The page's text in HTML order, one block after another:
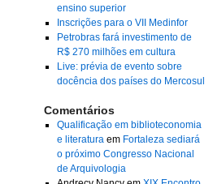
ensino superior
Inscrições para o VII Medinfor
Petrobras fará investimento de
R$ 270 milhões em cultura
Live: prévia de evento sobre
docência dos países do Mercosul
Comentários
Qualificação em biblioteconomia
e literaturaem Fortaleza sediará
o próximo Congresso Nacional
de Arquivologia